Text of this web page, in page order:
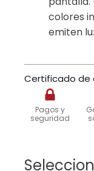
colores
emiten
Certificado de
Pagos y
seguridad